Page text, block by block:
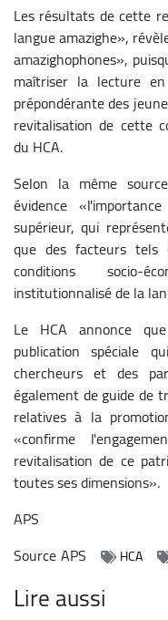
Les résultats de cette
langue amazighe»,
amazighophones»,
maîtriser la lecture
prépondérante des
revitalisation de cette
du HCA.
Selon la même
évidence
supérieur, qui
que des facteurs tels
conditions socio-
institutionnalisé de la
Le HCA annonce
publication spéciale
chercheurs et des
également de guide de
relatives à la
«confirme
revitalisation de ce
toutes ses dimensions».
APS
SourceAPS HCA
Lire aussi